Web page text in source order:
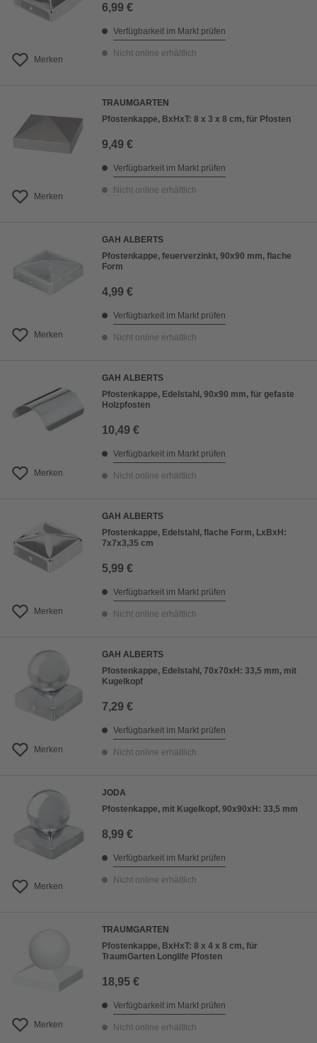
Merken
6,99 €
Verfügbarkeit im Markt prüfen
Nicht online erhältlich
Merken
TRAUMGARTEN
Pfostenkappe, BxHxT: 8 x 3 x 8 cm, für Pfosten
9,49 €
Verfügbarkeit im Markt prüfen
Nicht online erhältlich
Merken
GAH ALBERTS
Pfostenkappe, feuerverzinkt, 90x90 mm, flache
Form
4,99 €
Verfügbarkeit im Markt prüfen
Nicht online erhältlich
Merken
GAH ALBERTS
Pfostenkappe, Edelstahl, 90x90 mm, für gefaste
Holzpfosten
10,49 €
Verfügbarkeit im Markt prüfen
Nicht online erhältlich
Merken
GAH ALBERTS
Pfostenkappe, Edelstahl, flache Form, LxBxH:
7x7x3,35 cm
5,99 €
Verfügbarkeit im Markt prüfen
Nicht online erhältlich
Merken
GAH ALBERTS
Pfostenkappe, Edelstahl, 70x70xH: 33,5 mm, mit
Kugelkopf
7,29 €
Verfügbarkeit im Markt prüfen
Nicht online erhältlich
Merken
JODA
Pfostenkappe, mit Kugelkopf, 90x90xH: 33,5 mm
8,99 €
Verfügbarkeit im Markt prüfen
Nicht online erhältlich
Merken
TRAUMGARTEN
Pfostenkappe, BxHxT: 8 x 4 x 8 cm, für
TraumGarten Longlife Pfosten
18,95 €
Verfügbarkeit im Markt prüfen
Nicht online erhältlich